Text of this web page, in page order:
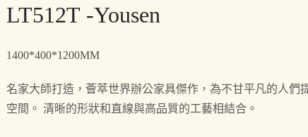
LT512T -Yousen
1400*400*1200MM
名家大師打造，薈萃世界辦公家具傑作，為不甘平凡的人們
空間。 清晰的形狀和直線與高品質的工藝相結合。